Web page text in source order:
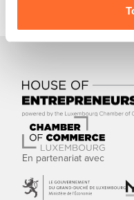
En partenariat avec